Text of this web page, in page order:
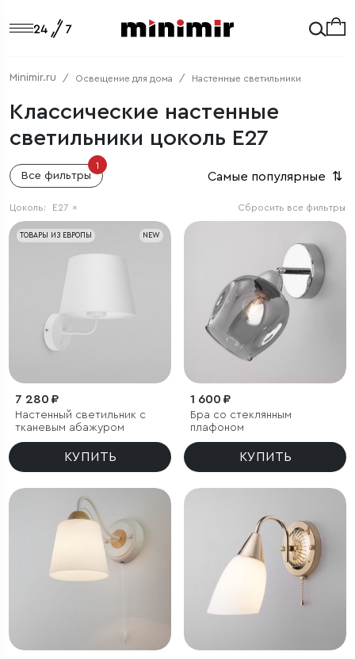
Minimir.ru Освещение для дома Настенные светильники
Классические настенные
светильники цоколь E27
Все фильтры
1
Самые популярные ⇅
Сбросить все фильтры
Цоколь: E27 ×
NEW
ТОВАРЫ ИЗ ЕВРОПЫ
7 280 ₽
Настенный светильник с
тканевым абажуром
КУПИТЬ
1 600 ₽
Бра со стеклянным
плафоном
КУПИТЬ